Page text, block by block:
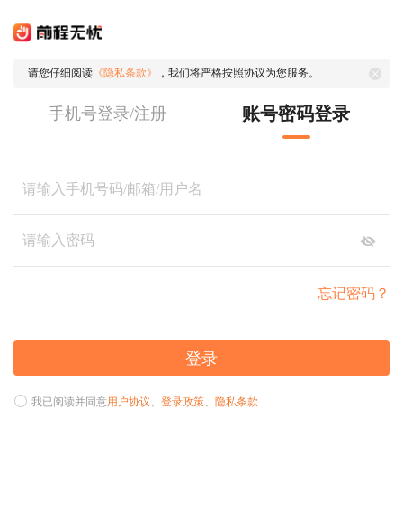
请您仔细阅读 《隐私条款》 ，我们将严格按照协议为您服务。
手机号登录/注册 账号密码登录
忘记密码？
登录
我已阅读并同意用户协议、 登录政策、 隐私条款